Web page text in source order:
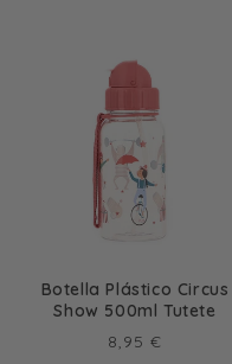
Botella Plástico Circus
Show 500ml Tutete
Precio
8,95 €